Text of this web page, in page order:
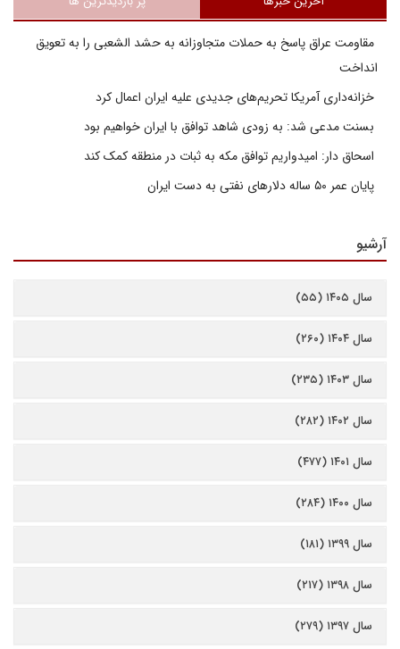
مقاومت عراق پاسخ به حملات متجاوزانه به حشد الشعبی را به تعویق
انداخت
خزانه‌داری آمریکا تحریم‌های جدیدی علیه ایران اعمال کرد
بسنت مدعی شد: به زودی شاهد توافق با ایران خواهیم بود
اسحاق دار: امیدواریم توافق مکه به ثبات در منطقه کمک کند
پایان عمر ۵۰ ساله دلارهای نفتی به دست ایران
آرشیو
سال ۱۴۰۵ (۵۵)
سال ۱۴۰۴ (۲۶۰)
سال ۱۴۰۳ (۲۳۵)
سال ۱۴۰۲ (۲۸۲)
سال ۱۴۰۱ (۴۷۷)
سال ۱۴۰۰ (۲۸۴)
سال ۱۳۹۹ (۱۸۱)
سال ۱۳۹۸ (۲۱۷)
سال ۱۳۹۷ (۲۷۹)